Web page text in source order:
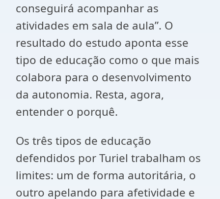
conseguirá acompanhar as
atividades em sala de aula”. O
resultado do estudo aponta esse
tipo de educação como o que mais
colabora para o desenvolvimento
da autonomia. Resta, agora,
entender o porquê.
Os três tipos de educação
defendidos por Turiel trabalham os
limites: um de forma autoritária, o
outro apelando para afetividade e